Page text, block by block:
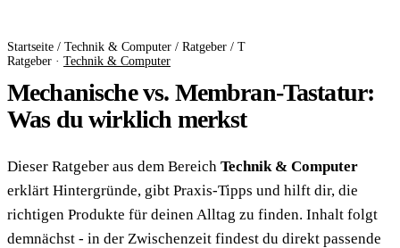
Startseite / Technik & Computer / Ratgeber / T
Ratgeber · Technik & Computer
Mechanische vs. Membran-Tastatur:
Was du wirklich merkst
Dieser Ratgeber aus dem Bereich Technik & Computer
erklärt Hintergründe, gibt Praxis-Tipps und hilft dir, die
richtigen Produkte für deinen Alltag zu finden. Inhalt folgt
demnächst - in der Zwischenzeit findest du direkt passende